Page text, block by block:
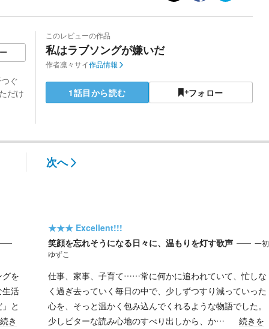
ぐ
だけ
このレビューの作品
私はラブソングが嫌いだ
作者凛々サイ作品情報
1話目から読む フォロー
次へ
を
活
と
続き
★★★ Excellent!!!
笑顔を忘れそうになる日々に、温もりを灯す歌声
一初
ゆずこ
仕事、家事、子育て……常に何かに追われていて、忙しな
く過ぎ去っていく毎日の中で、少しずつすり減っていった
心を、そっと温かく包み込んでくれるような物語でした。
少しビターな読み心地のすべり出しから、か…
続きを